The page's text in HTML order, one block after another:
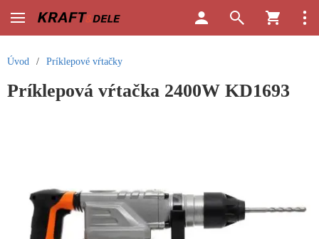
Úvod / Príklepové vŕtačky
Príklepová vŕtačka 2400W KD1693